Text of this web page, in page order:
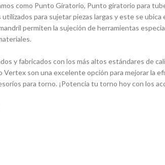
como Punto Giratorio, Punto giratorio para
para sujetar piezas largas y este se
permiten la sujeción de herramientas
y fabricados con los más altos estándares de
son una excelente opción para mejorar la
para torno. ¡Potencia tu torno hoy con los